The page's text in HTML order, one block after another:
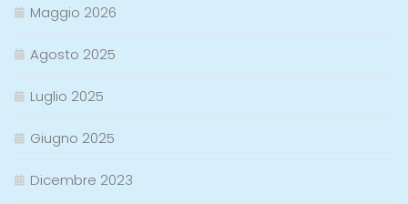
Maggio 2026
Agosto 2025
Luglio 2025
Giugno 2025
Dicembre 2023